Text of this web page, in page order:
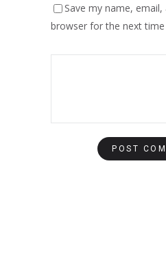
Save my name,
browser for the next